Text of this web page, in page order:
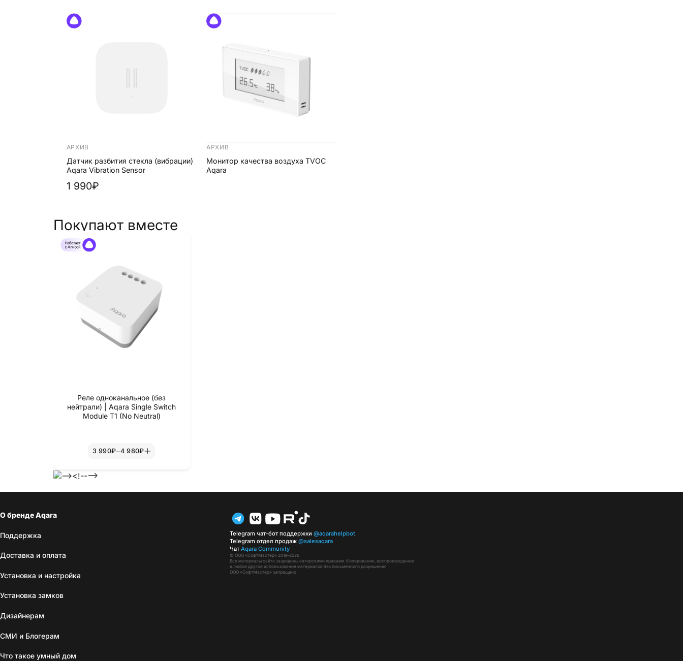
АРХИВ
Датчик разбития стекла (вибрации)
Aqara Vibration Sensor
1 990₽
АРХИВ
Монитор качества воздуха TVOC
Aqara
Покупают вместе
Реле одноканальное (без
нейтрали) | Aqara Single Switch
Module T1 (No Neutral)
3 990₽–4 980₽
-->
О бренде Aqara
Поддержка
Доставка и оплата
Установка и настройка
Установка замков
Дизайнерам
СМИ и Блогерам
Что такое умный дом
Telegram чат-бот поддержки @aqarahelpbot
Telegram отдел продаж@salesaqara
ЧатAqara Community
© ООО «СофтМастер» 2019–2026
Все материалы сайта защищены авторскими правами. Копирование, воспроизведение
и любое другое использование материалов без письменного разрешения
ООО «СофтМастер» запрещено